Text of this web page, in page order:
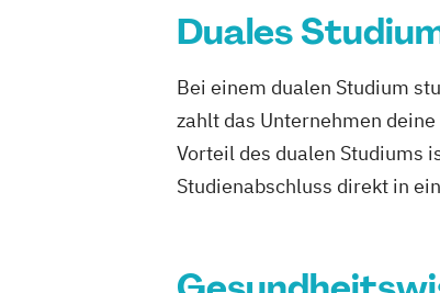
Duales
Bei einem dualen Studium
zahlt das Unternehmen
Vorteil des dualen Studiums
Studienabschluss direkt in